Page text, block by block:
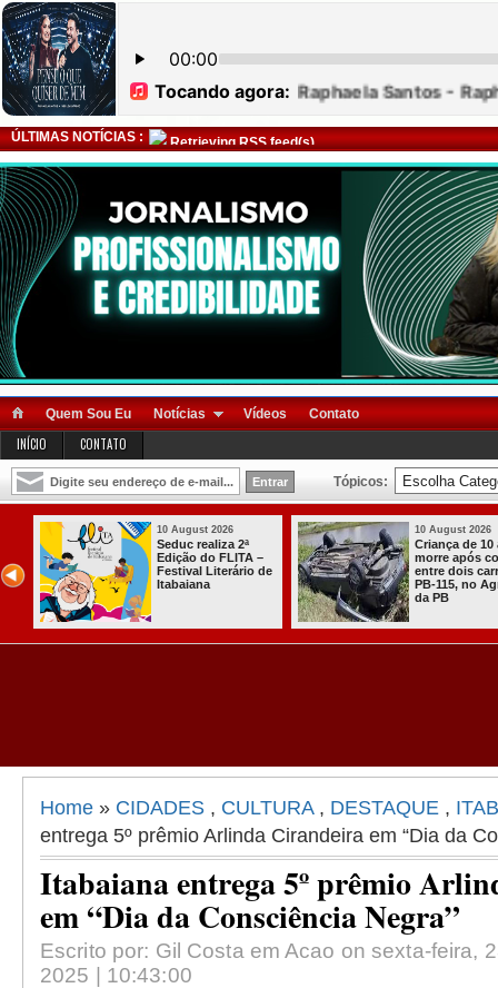
ÚLTIMAS NOTÍCIAS : Retrieving RSS feed(s)
Quem Sou Eu Notícias Vídeos Contato
INÍCIO CONTATO
Tópicos:
10 August 2026
Criança de 10 anos
morre após colisão
entre dois carros na
PB-115, no Agreste
da PB
10 August 2026
Torcedores do
Botafogo-PB e
Santa Cruz entram
em confronto na
praia
Home » CIDADES , CULTURA, DESTAQUE ,
entrega 5º prêmio Arlinda Cirandeira em “Dia da
Itabaiana entrega 5º prêmio
em “Dia da Consciência Negra”
Escrito por: Gil Costa em Acao on sexta-feira,
2025 | 10:43:00